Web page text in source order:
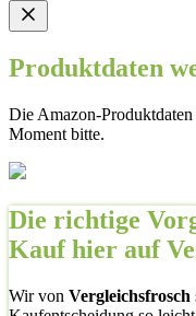
Produktdaten
Die Amazon-
Moment bitte.
Die richtige
Kauf hier auf
Wir von Vergleichsfrosch